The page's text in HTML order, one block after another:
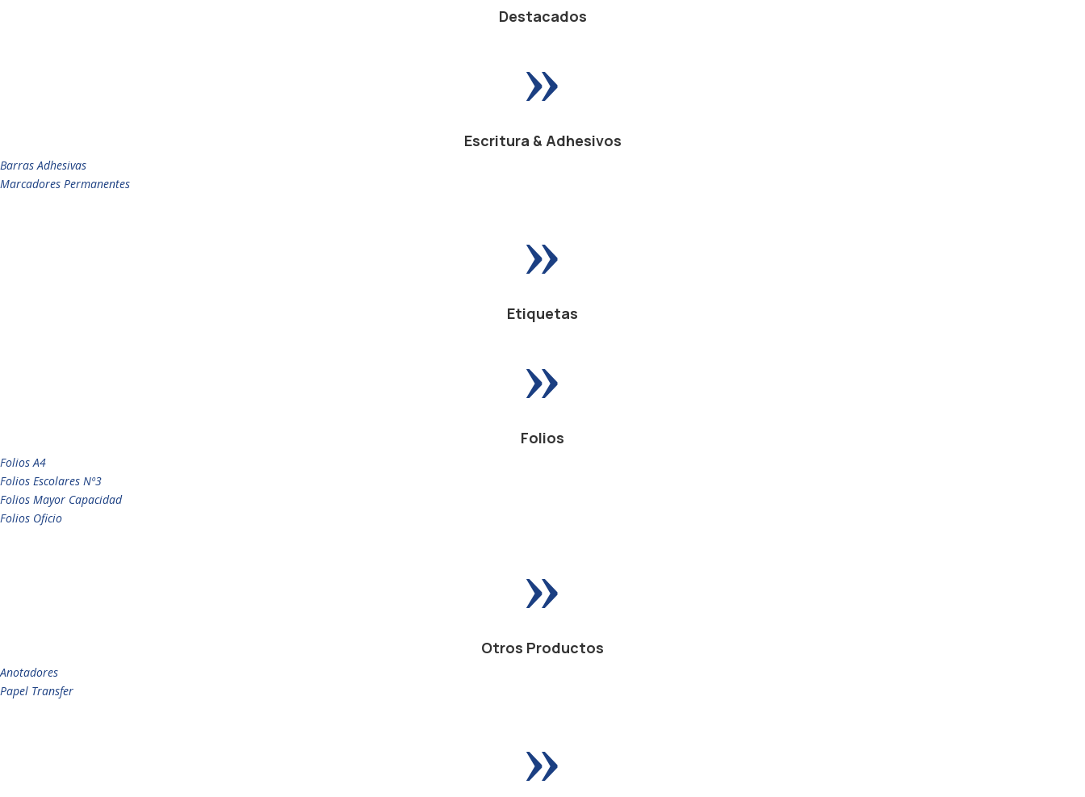
Destacados
»
Escritura & Adhesivos
Barras Adhesivas
Marcadores Permanentes
»
Etiquetas
»
Folios
Folios A4
Folios Escolares Nº3
Folios Mayor Capacidad
Folios Oficio
»
Otros Productos
Anotadores
Papel Transfer
»